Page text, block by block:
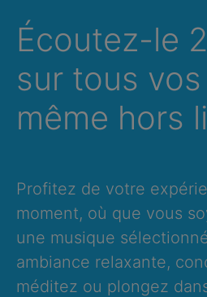
Écoutez-le
sur tous
même hors
Profitez de votre
moment, où que vous
une musique
ambiance relaxante,
méditez ou plongez